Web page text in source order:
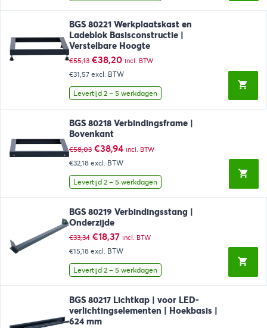
BGS 80221 Werkplaatskast en
Ladeblok Basisconstructie |
Verstelbare Hoogte
€55,13 Oorspronkelijke
prijs
was:
€55,13.
€38,20Huidige
prijs
is:
€38,20.
incl. BTW
€31,57 excl. BTW
Levertijd 2 – 5 werkdagen
BGS 80218 Verbindingsframe |
Bovenkant
€58,03 Oorspronkelijke
prijs
was:
€58,03.
€38,94Huidige
prijs
is:
€38,94.
incl. BTW
€32,18 excl. BTW
Levertijd 2 – 5 werkdagen
BGS 80219 Verbindingsstang |
Onderzijde
€33,34 Oorspronkelijke
prijs
was:
€33,34.
€18,37Huidige
prijs
is:
€18,37.
incl. BTW
€15,18 excl. BTW
Levertijd 2 – 5 werkdagen
BGS 80217 Lichtkap | voor LED-
verlichtingselementen | Hoekbasis |
624 mm